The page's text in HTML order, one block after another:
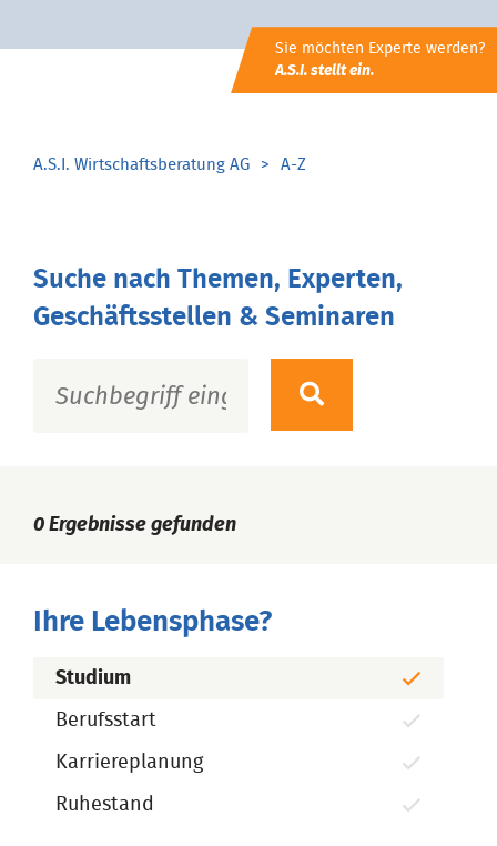
Sie möchten Experte werden?
A.S.I. stellt ein.
A.S.I. Wirtschaftsberatung AG A-Z
Suche nach Themen, Experten,
Geschäftsstellen & Seminaren
0 Ergebnisse gefunden
Ihre Lebensphase?
Studium
Berufsstart
Karriereplanung
Ruhestand